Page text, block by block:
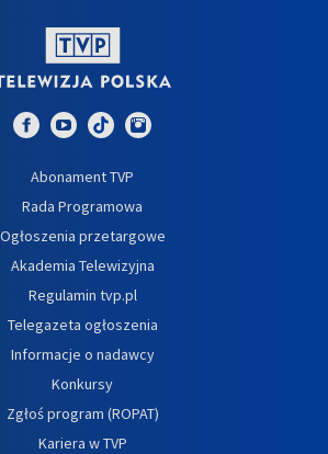
Abonament TVP
Rada Programowa
Ogłoszenia przetargowe
Akademia Telewizyjna
Regulamin tvp.pl
Telegazeta ogłoszenia
Informacje o nadawcy
Konkursy
Zgłoś program (ROPAT)
Kariera w TVP